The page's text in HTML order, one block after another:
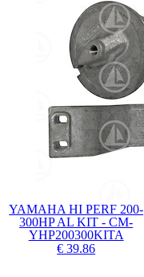
YAMAHA HI PERF 200-
300HP AL KIT - CM-
YHP200300KITA
€ 39.86